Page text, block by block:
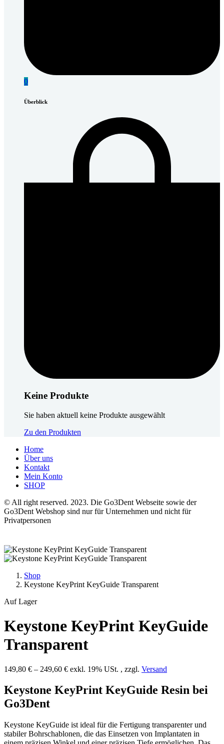
0
Überblick
Keine Produkte
Sie haben aktuell keine Produkte ausgewählt
Zu den Produkten
Home
Über uns
Kontakt
Mein Konto
SHOP
© All right reserved. 2023. Die Go3Dent Webseite sowie der
Go3Dent Webshop sind nur für Unternehmen und nicht für
Privatpersonen
Shop
Keystone KeyPrint KeyGuide Transparent
Auf Lager
Keystone KeyPrint KeyGuide
Transparent
149,80 € – 249,60 € exkl. 19% USt. , zzgl. Versand
Keystone KeyPrint KeyGuide Resin bei
Go3Dent
Keystone KeyGuide ist ideal für die Fertigung transparenter und
stabiler Bohrschablonen, die das Einsetzen von Implantaten in